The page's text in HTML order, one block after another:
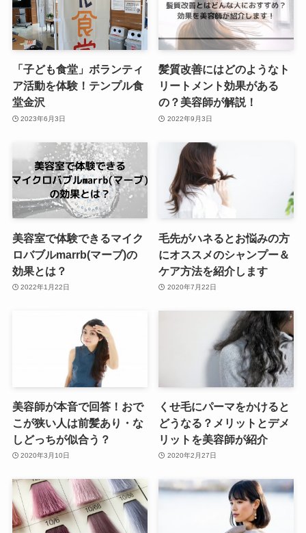
「子ども食堂」ボランティ
ア活動を体験！テンプル食
堂金沢
2023年6月3日
髪質改善にはどのようなト
リートメント効果がある
の？美容師が解説！
2022年9月3日
美容室で体験できるマイク
ロバブルmarrb(マーブ)の
効果とは？
2022年1月22日
毛先がハネるとお悩みの方
にオススメのシャンプー＆
ケア方法を紹介します
2020年7月22日
美容師が本音で回答！おで
こが狭い人は前髪あり・な
しどっちが似合う？
2020年3月10日
くせ毛にパーマをかけると
どうなる？メリットとデメ
リットを美容師が紹介
2020年2月27日